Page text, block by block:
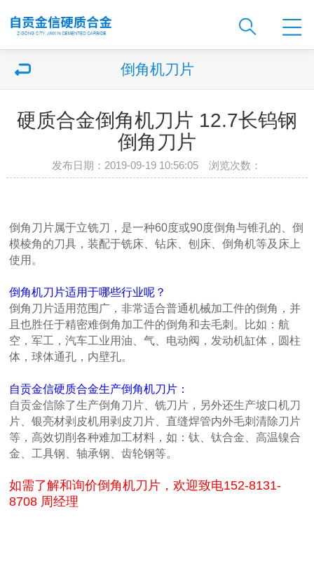
倒角机刀片
硬质合金倒角机刀片 12.7长钨钢
倒角刀片
发布日期：2019-09-19 10:56:05 浏览次数：
倒角刀片属于立铣刀，是一种60度或90度倒角与锥孔的、倒
模棱角的刀具，装配于铣床、钻床、刨床、倒角机等及床上
使用。
倒角机刀片适用于哪些行业呢？
倒角刀片适用范围广，非常适合普通机械加工件的倒角，并
且也胜任于精密难倒角加工件的倒角和去毛刺。比如：航
空，军工，汽车工业用油、气、电动阀，发动机缸体，圆柱
体，球体通孔，内壁孔。
自贡金信硬质合金生产倒角机刀片：
自贡金信除了生产倒角刀片、铣刀片，另外还生产坡口机刀
片、银亮材剥皮机用剥皮刀片、直缝焊管内外毛刺清除刀片
等，高效切削各种难加工材料，如：钛、钛合金、高温镍合
金、工具钢、轴承钢、齿轮钢等。
如需了解和询价倒角机刀片，欢迎致电152-8131-
8708 周经理